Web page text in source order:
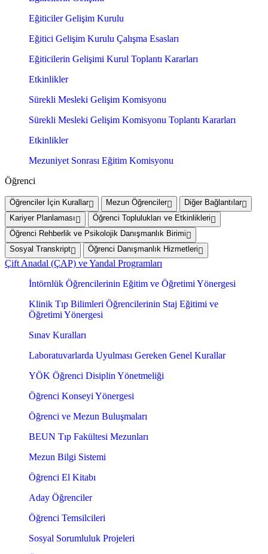
Eğiticiler Gelişim Kurulu
Eğitici Gelişim Kurulu Çalışma Esasları
Eğiticilerin Gelişimi Kurul Toplantı Kararları
Etkinlikler
Sürekli Mesleki Gelişim Komisyonu
Sürekli Mesleki Gelişim Komisyonu Toplantı Kararları
Etkinlikler
Mezuniyet Sonrası Eğitim Komisyonu
Öğrenci
Öğrenciler İçin Kurallar Mezun Öğrenciler
Diğer Bağlantılar
Kariyer Planlaması
Öğrenci Toplulukları ve Etkinlikleri
Öğrenci Rehberlik ve Psikolojik Danışmanlık Birimi
Sosyal Transkript
Öğrenci Danışmanlık Hizmetleri
Çift Anadal (ÇAP) ve Yandal Programları
İntörnlük Öğrencilerinin Eğitim ve Öğretimi Yönergesi
Klinik Tıp Bilimleri Öğrencilerinin Staj Eğitimi ve
Öğretimi Yönergesi
Sınav Kuralları
Laboratuvarlarda Uyulması Gereken Genel Kurallar
YÖK Öğrenci Disiplin Yönetmeliği
Öğrenci Konseyi Yönergesi
Öğrenci ve Mezun Buluşmaları
BEUN Tıp Fakültesi Mezunları
Mezun Bilgi Sistemi
Öğrenci El Kitabı
Aday Öğrenciler
Öğrenci Temsilcileri
Sosyal Sorumluluk Projeleri